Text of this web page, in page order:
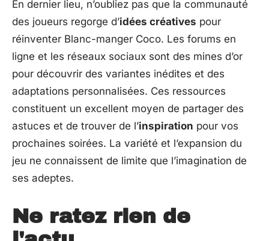
En dernier lieu, n’oubliez pas que la communauté
des joueurs regorge d’idées créatives pour
réinventer Blanc-manger Coco. Les forums en
ligne et les réseaux sociaux sont des mines d’or
pour découvrir des variantes inédites et des
adaptations personnalisées. Ces ressources
constituent un excellent moyen de partager des
astuces et de trouver de l’inspiration pour vos
prochaines soirées. La variété et l’expansion du
jeu ne connaissent de limite que l’imagination de
ses adeptes.
Ne ratez rien de